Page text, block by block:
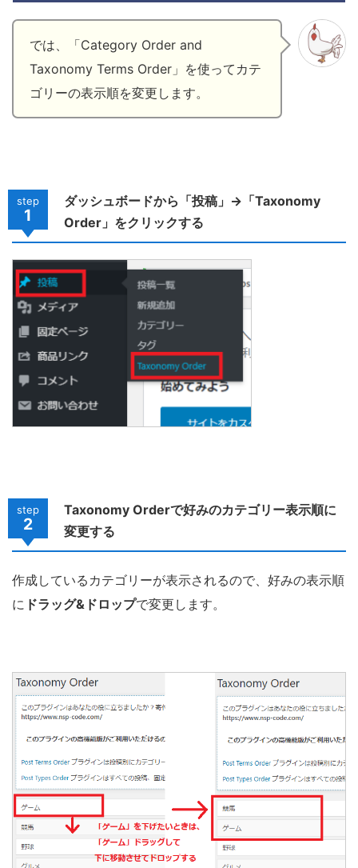
では、「Category Order and
Taxonomy Terms Order」を使ってカテ
ゴリーの表示順を変更します。
step
1
ダッシュボードから「投稿」→「Taxonomy
Order」をクリックする
step
2
Taxonomy Orderで好みのカテゴリー表示順に
変更する
作成しているカテゴリーが表示されるので、好みの表示順
に ドラッグ&ドロップで変更します。